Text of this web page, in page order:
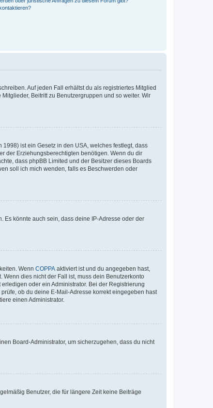
Auf jeden Fall erhältst du als registriertes Mitglied
Beitritt zu Benutzergruppen und so weiter. Wir
ist ein Gesetz in den USA, welches festlegt, dass
der Erziehungsberechtigten benötigen. Wenn du dir
dass phpBB Limited und der Besitzer dieses Boards
soll ich mich wenden, falls es Beschwerden oder
Es könnte auch sein, dass deine IP-Adresse oder der
Wenn COPPA aktiviert ist und du angegeben hast,
dies nicht der Fall ist, muss dein Benutzerkonto
oder ein Administrator. Bei der Registrierung
ob du deine E-Mail-Adresse korrekt eingegeben hast
einen Administrator.
Board-Administrator, um sicherzugehen, dass du nicht
Benutzer, die für längere Zeit keine Beiträge